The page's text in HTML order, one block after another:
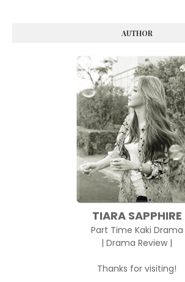
AUTHOR
TIARA SAPPHIRE
Part Time Kaki Drama
| Drama Review |
Thanks for visiting!